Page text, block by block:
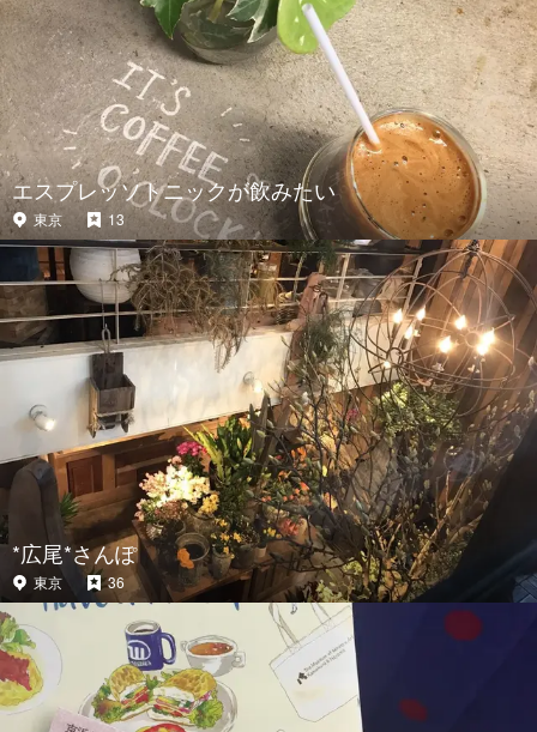
エスプレッソトニックが飲みたい
東京 13
*広尾*さんぽ
東京 36